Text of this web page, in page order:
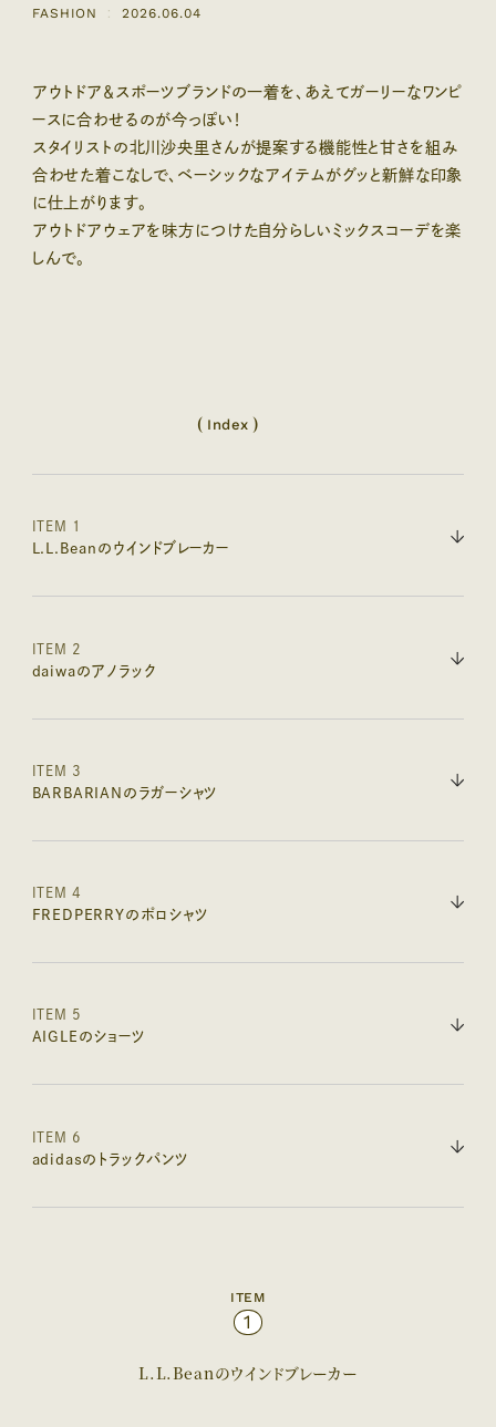
FASHION ： 2026.06.04
アウトドア＆スポーツブランドの一着を、あえてガーリーなワンピ
ースに合わせるのが今っぽい！
スタイリストの北川沙央里さんが提案する機能性と甘さを組み
合わせた着こなしで、ベーシックなアイテムがグッと新鮮な印象
に仕上がります。
アウトドアウェアを味方につけた自分らしいミックスコーデを楽
しんで。
( Index )
ITEM 1
L.L.Beanのウインドブレーカー
ITEM 2
daiwaのアノラック
ITEM 3
BARBARIANのラガーシャツ
ITEM 4
FREDPERRYのポロシャツ
ITEM 5
AIGLEのショーツ
ITEM 6
adidasのトラックパンツ
ITEM
1
L.L.Beanのウインドブレーカー